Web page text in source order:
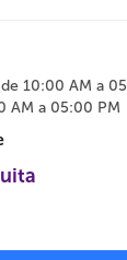
10:00 AM a
AM a 05:00 PM